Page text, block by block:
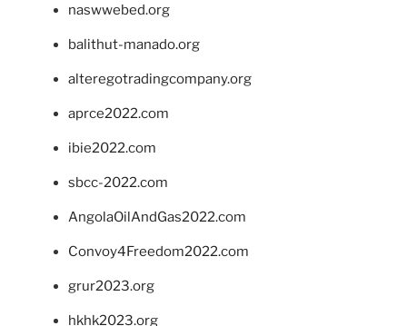
naswwebed.org
balithut-manado.org
alteregotradingcompany.org
aprce2022.com
ibie2022.com
sbcc-2022.com
AngolaOilAndGas2022.com
Convoy4Freedom2022.com
grur2023.org
hkhk2023.org